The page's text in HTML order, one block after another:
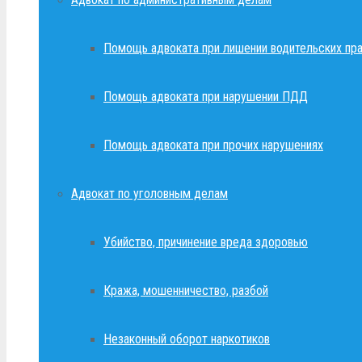
Помощь адвоката при лишении водительских
Помощь адвоката при нарушении ПДД
Помощь адвоката при прочих нарушениях
Адвокат по уголовным делам
Убийство, причинение вреда здоровью
Кража, мошенничество, разбой
Незаконный оборот наркотиков